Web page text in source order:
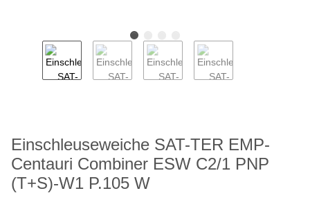
Einschleuseweiche SAT-TER EMP-
Centauri Combiner ESW C2/1 PNP
(T+S)-W1 P.105 W